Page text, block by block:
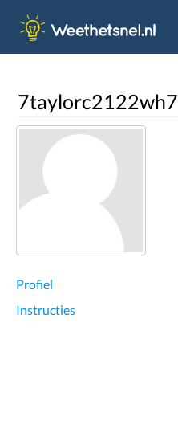
7taylorc2122wh7
Profiel
Instructies